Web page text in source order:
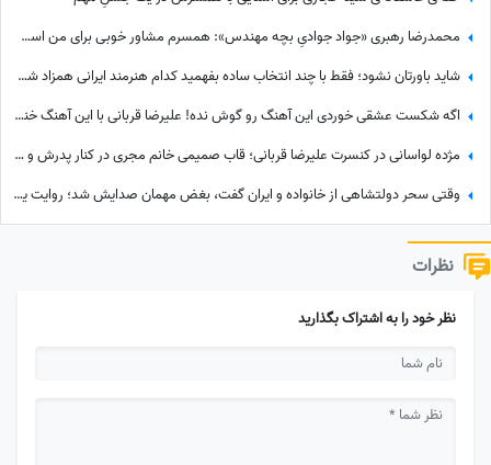
محمدرضا رهبری «جواد جوادیِ بچه مهندس»: همسرم مشاور خوبی برای من است، خط قرمز من خانوادمه/عروسی خواهرم دائم استرس داشتم که مبادا فیلم یا عکسی از من گرفته شود و بعدا برای من دردسر ایجاد کند!
شاید باورتان نشود؛ فقط با چند انتخاب ساده بفهمید کدام هنرمند ایرانی همزاد شخصیتی شماست! از شوخ‌طبعی نعیمه نظام‌دوست تا احساسات عمیق شهاب حسینی؛ شما شبیه کدام‌یک هستید؟
اگه شکست عشقی خوردی این آهنگ رو گوش نده! علیرضا قربانی با این آهنگ خنجر به دل همه زد/ دانلود آهنگ «گل‌های باران خورده» علیرضا قربانی/ رفتی و بعد از تو دنیا غرق شد در گریه‌هایم💔
مژده لواسانی در کنسرت علیرضا قربانی؛ قاب صمیمی خانم مجری در کنار پدرش و خواننده محبوب
وقتی سحر دولتشاهی از خانواده و ایران گفت، بغض مهمان صدایش شد؛ روایت یک دلبستگی عمیق به وسعت یک خانه به نام ایران❤«همه خانواده‌ام خارج هستند ولی...»
نظرات
نظر خود را به اشتراک بگذارید